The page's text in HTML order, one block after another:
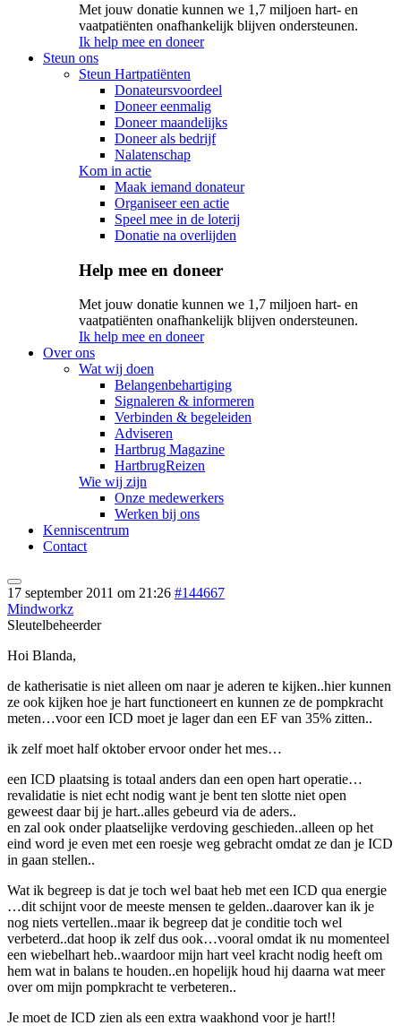
Met jouw donatie kunnen we 1,7 miljoen hart- en
vaatpatiënten onafhankelijk blijven ondersteunen.
Ik help mee en doneer
Steun ons
Steun Hartpatiënten
Donateursvoordeel
Doneer eenmalig
Doneer maandelijks
Doneer als bedrijf
Nalatenschap
Kom in actie
Maak iemand donateur
Organiseer een actie
Speel mee in de loterij
Donatie na overlijden
Help mee en doneer
Met jouw donatie kunnen we 1,7 miljoen hart- en
vaatpatiënten onafhankelijk blijven ondersteunen.
Ik help mee en doneer
Over ons
Wat wij doen
Belangenbehartiging
Signaleren & informeren
Verbinden & begeleiden
Adviseren
Hartbrug Magazine
HartbrugReizen
Wie wij zijn
Onze medewerkers
Werken bij ons
Kenniscentrum
Contact
17 september 2011 om 21:26 #144667
Mindworkz
Sleutelbeheerder
Hoi Blanda,
de katherisatie is niet alleen om naar je aderen te kijken..hier kunnen
ze ook kijken hoe je hart functioneert en kunnen ze de pompkracht
meten…voor een ICD moet je lager dan een EF van 35% zitten..
ik zelf moet half oktober ervoor onder het mes…
een ICD plaatsing is totaal anders dan een open hart operatie…
revalidatie is niet echt nodig want je bent ten slotte niet open
geweest daar bij je hart..alles gebeurd via de aders..
en zal ook onder plaatselijke verdoving geschieden..alleen op het
eind word je even met een roesje weg gebracht omdat ze dan je ICD
in gaan stellen..
Wat ik begreep is dat je toch wel baat heb met een ICD qua energie
…dit schijnt voor de meeste mensen te gelden..daarover kan ik je
nog niets vertellen..maar ik begreep dat je conditie toch wel
verbeterd..dat hoop ik zelf dus ook…vooral omdat ik nu momenteel
een wiebelhart heb..waardoor mijn hart veel kracht nodig heeft om
hem wat in balans te houden..en hopelijk houd hij daarna wat meer
over om mijn pompkracht te verbeteren..
Je moet de ICD zien als een extra waakhond voor je hart!!